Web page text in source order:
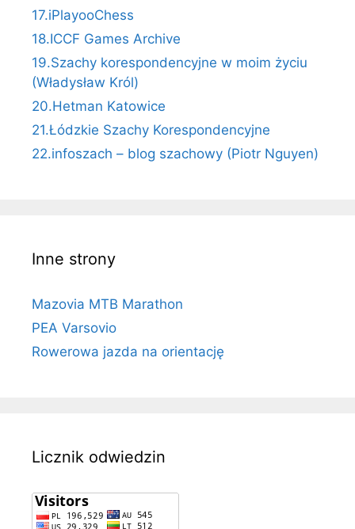
17.iPlayooChess
18.ICCF Games Archive
19.Szachy korespondencyjne w moim życiu
(Władysław Król)
20.Hetman Katowice
21.Łódzkie Szachy Korespondencyjne
22.infoszach – blog szachowy (Piotr Nguyen)
Inne strony
Mazovia MTB Marathon
PEA Varsovio
Rowerowa jazda na orientację
Licznik odwiedzin